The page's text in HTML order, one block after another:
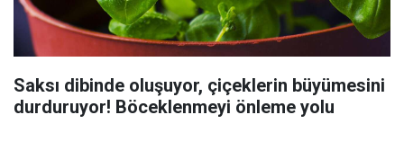
Saksı dibinde oluşuyor, çiçeklerin büyümesini
durduruyor! Böceklenmeyi önleme yolu